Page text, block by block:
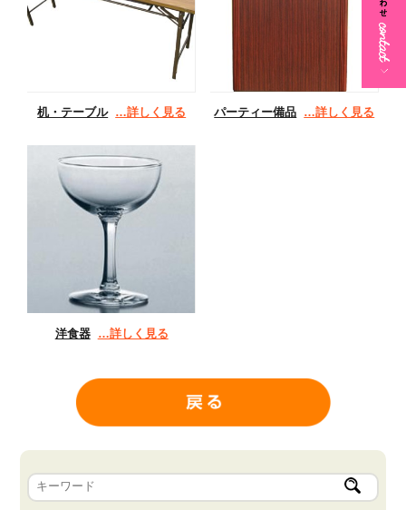
机・テーブル …詳しく見る パーティー備品 …詳しく見る
洋食器 …詳しく見る